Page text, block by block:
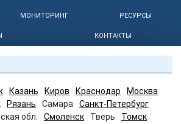
МОНИТОРИНГ РЕСУРСЫ
КОНТАКТЫ
Казань Киров Краснодар
Москва
Рязань Самара
Санкт-Петербург
обл. Смоленск Тверь
Томск